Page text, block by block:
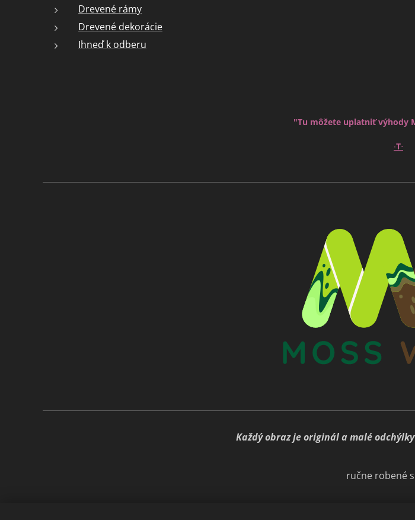
Drevené rámy
Drevené dekorácie
Ihneď k odberu
"Tu môžete uplatniť výhody
∙T∙
Každý obraz je originál a malé
ručne robené